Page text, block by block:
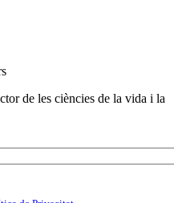
de les ciències de la vida i la